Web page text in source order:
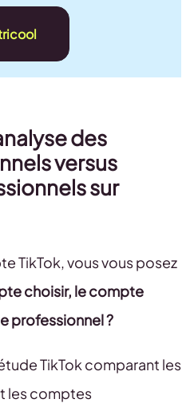
des
versus
sur
TikTok, vous vous posez
choisir, le compte
professionnel ?
TikTok comparant les
les comptes